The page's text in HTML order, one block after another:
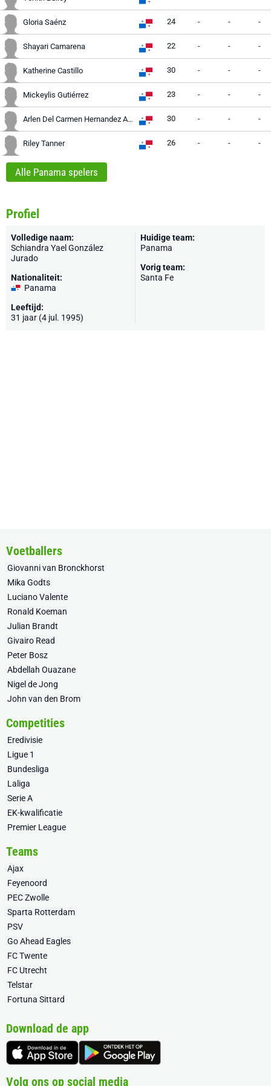
Gloria Saénz 24 - - -
Shayari Camarena 22 - - -
Katherine Castillo 30 - - -
Mickeylis Gutiérrez 23 - - -
Arlen Del Carmen Hernandez Almanza 30 - - -
Riley Tanner 26 - - -
Alle Panama spelers
Profiel
Volledige naam:
Schiandra Yael González
Jurado
Nationaliteit:
Panama
Leeftijd:
31 jaar (4 jul. 1995)
Huidige team:
Panama
Vorig team:
Santa Fe
Voetballers
Giovanni van Bronckhorst
Mika Godts
Luciano Valente
Ronald Koeman
Julian Brandt
Givairo Read
Peter Bosz
Abdellah Ouazane
Nigel de Jong
John van den Brom
Competities
Eredivisie
Ligue 1
Bundesliga
Laliga
Serie A
EK-kwalificatie
Premier League
Teams
Ajax
Feyenoord
PEC Zwolle
Sparta Rotterdam
PSV
Go Ahead Eagles
FC Twente
FC Utrecht
Telstar
Fortuna Sittard
Download de app
Volg ons op social media